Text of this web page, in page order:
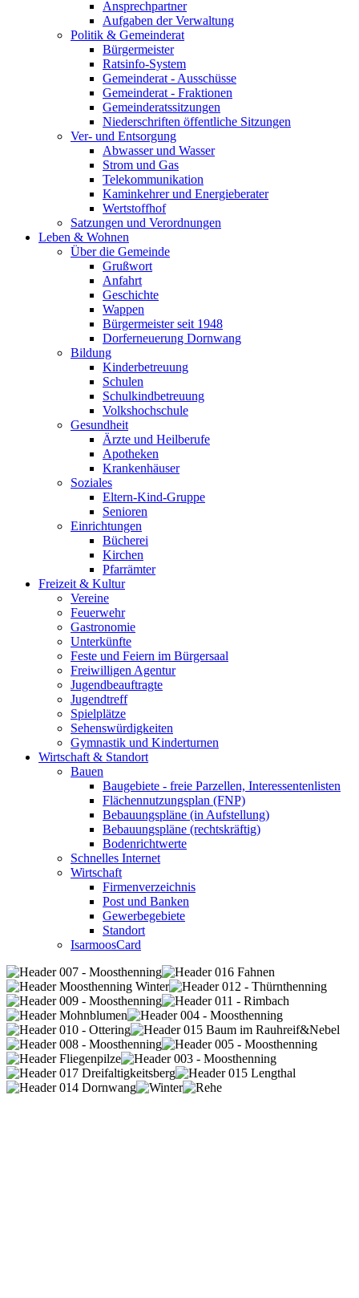
Ansprechpartner
Aufgaben der Verwaltung
Politik & Gemeinderat
Bürgermeister
Ratsinfo-System
Gemeinderat - Ausschüsse
Gemeinderat - Fraktionen
Gemeinderatssitzungen
Niederschriften öffentliche Sitzungen
Ver- und Entsorgung
Abwasser und Wasser
Strom und Gas
Telekommunikation
Kaminkehrer und Energieberater
Wertstoffhof
Satzungen und Verordnungen
Leben & Wohnen
Über die Gemeinde
Grußwort
Anfahrt
Geschichte
Wappen
Bürgermeister seit 1948
Dorferneuerung Dornwang
Bildung
Kinderbetreuung
Schulen
Schulkindbetreuung
Volkshochschule
Gesundheit
Ärzte und Heilberufe
Apotheken
Krankenhäuser
Soziales
Eltern-Kind-Gruppe
Senioren
Einrichtungen
Bücherei
Kirchen
Pfarrämter
Freizeit & Kultur
Vereine
Feuerwehr
Gastronomie
Unterkünfte
Feste und Feiern im Bürgersaal
Freiwilligen Agentur
Jugendbeauftragte
Jugendtreff
Spielplätze
Sehenswürdigkeiten
Gymnastik und Kinderturnen
Wirtschaft & Standort
Bauen
Baugebiete - freie Parzellen, Interessentenlisten
Flächennutzungsplan (FNP)
Bebauungspläne (in Aufstellung)
Bebauungspläne (rechtskräftig)
Bodenrichtwerte
Schnelles Internet
Wirtschaft
Firmenverzeichnis
Post und Banken
Gewerbegebiete
Standort
IsarmoosCard